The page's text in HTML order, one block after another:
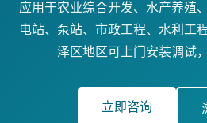
应用于农业综合开发、水产养殖
电站、泵站、市政工程、水利工
泽区地区可上门安装调试
立即咨询